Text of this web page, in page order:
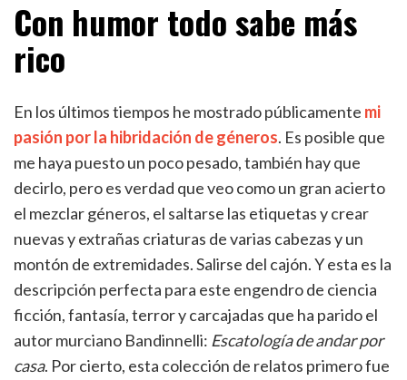
Con humor todo sabe más
rico
En los últimos tiempos he mostrado públicamente mi
pasión por la hibridación de géneros. Es posible que
me haya puesto un poco pesado, también hay que
decirlo, pero es verdad que veo como un gran acierto
el mezclar géneros, el saltarse las etiquetas y crear
nuevas y extrañas criaturas de varias cabezas y un
montón de extremidades. Salirse del cajón. Y esta es la
descripción perfecta para este engendro de ciencia
ficción, fantasía, terror y carcajadas que ha parido el
autor murciano Bandinnelli: Escatología de andar por
casa. Por cierto, esta colección de relatos primero fue